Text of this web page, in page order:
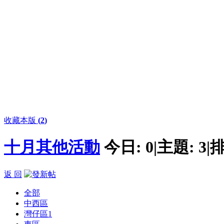
收藏本版 (2)
十月其他活動 今日: 0|主題: 3|
返 回
全部
中西區
灣仔區1